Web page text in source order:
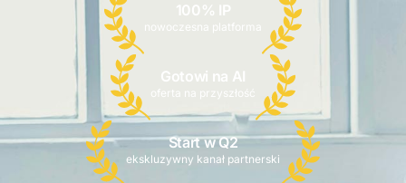
100% IP
nowoczesna platforma
Gotowi na AI
oferta na przyszłość
Start w Q2
ekskluzywny kanał partnerski